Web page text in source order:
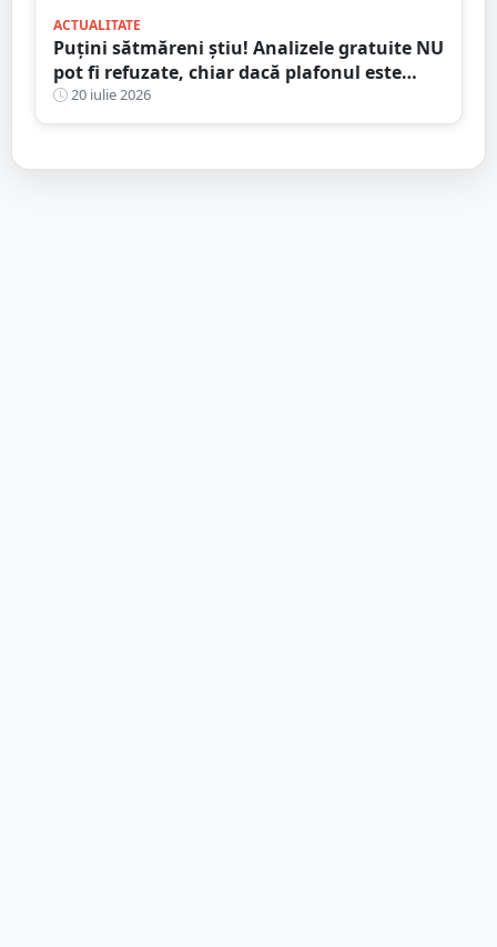
ACTUALITATE
Puțini sătmăreni știu! Analizele gratuite NU
pot fi refuzate, chiar dacă plafonul este
epuizat
20 iulie 2026